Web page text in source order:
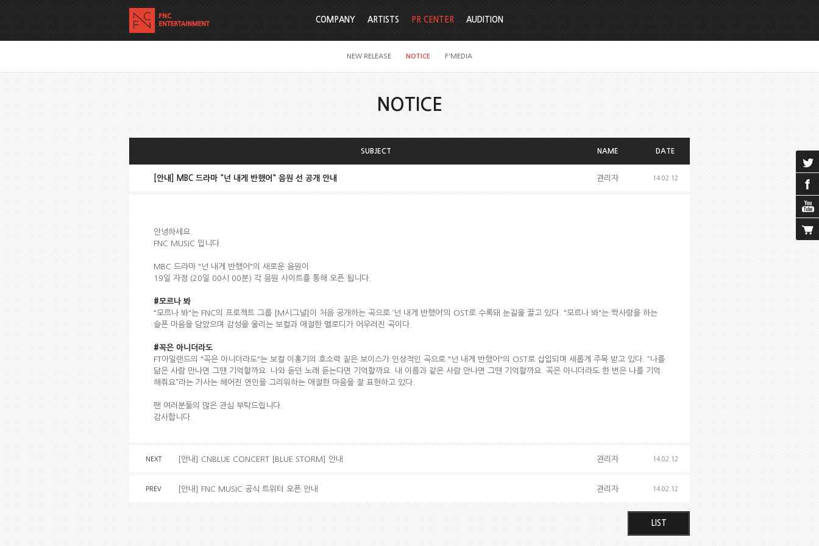
COMPANY ARTISTS PR CENTER
NEW RELEASE NOTICE F'MEDIA
AUDITION
NOTICE
SUBJECT NAME DATE
[안내] MBC 드라마 "넌 내게 반했어" 음원 선 공개 안내 관리자 14.02.12
안녕하세요.
FNC MUSIC 입니다.
MBC 드라마 "넌 내게 반했어"의 새로운 음원이
19일 자정 (20일 00시 00분) 각 음원 사이트를 통해 오픈 됩니다.
#모르나 봐
"모르나 봐"는 FNC의 프로젝트 그룹 [M시그널]이 처음 공개하는 곡으로 ‘넌 내게 반했어’의 OST로 수록돼 눈길을 끌고 있다. "모르나 봐"는 짝사랑을 하는
슬픈 마음을 담았으며 감성을 울리는 보컬과 애절한 멜로디가 어우러진 곡이다.
#꼭은 아니더라도
FT아일랜드의 "꼭은 아니더라도"는 보컬 이홍기의 호소력 짙은 보이스가 인상적인 곡으로 "넌 내게 반했어"의 OST로 삽입되며 새롭게 주목 받고 있다. “나를
닮은 사람 만나면 그땐 기억할까요. 나와 듣던 노래 듣는다면 기억할까요. 내 이름과 같은 사람 만나면 그땐 기억할까요. 꼭은 아니더라도 한 번은 나를 기억
해줘요”라는 가사는 헤어진 연인을 그리워하는 애절한 마음을 잘 표현하고 있다.
팬 여러분들의 많은 관심 부탁드립니다.
감사합니다.
NEXT [안내] CNBLUE CONCERT [BLUE STORM] 안내 관리자 14.02.12
PREV [안내] FNC MUSIC 공식 트위터 오픈 안내 관리자 14.02.12
LIST